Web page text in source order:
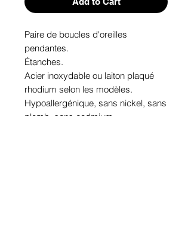
Paire de boucles d'oreilles
pendantes.
Étanches.
Acier inoxydable ou laiton plaqué
rhodium selon les modèles.
Hypoallergénique, sans nickel, sans
plomb, sans cadmium.